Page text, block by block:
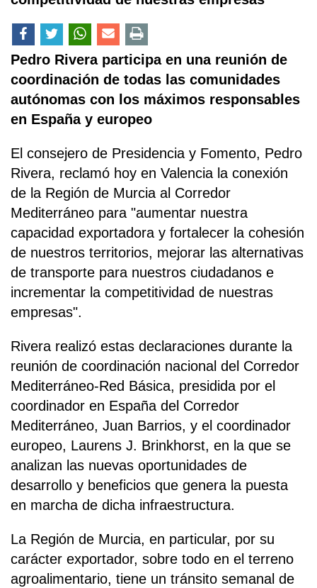
Pedro Rivera participa en una reunión de
coordinación de todas las comunidades
autónomas con los máximos responsables
en España y europeo
El consejero de Presidencia y Fomento, Pedro
Rivera, reclamó hoy en Valencia la conexión
de la Región de Murcia al Corredor
Mediterráneo para "aumentar nuestra
capacidad exportadora y fortalecer la cohesión
de nuestros territorios, mejorar las alternativas
de transporte para nuestros ciudadanos e
incrementar la competitividad de nuestras
empresas".
Rivera realizó estas declaraciones durante la
reunión de coordinación nacional del Corredor
Mediterráneo-Red Básica, presidida por el
coordinador en España del Corredor
Mediterráneo, Juan Barrios, y el coordinador
europeo, Laurens J. Brinkhorst, en la que se
analizan las nuevas oportunidades de
desarrollo y beneficios que genera la puesta
en marcha de dicha infraestructura.
La Región de Murcia, en particular, por su
carácter exportador, sobre todo en el terreno
agroalimentario, tiene un tránsito semanal de